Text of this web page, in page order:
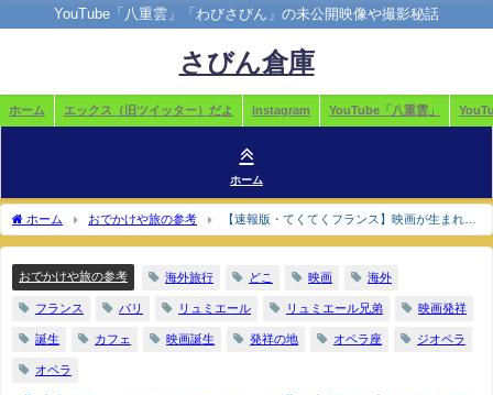
YouTube「八重雲」「わびさびん」の未公開映像や撮影秘話
さびん倉庫
ホーム エックス（旧ツイッター）だよ instagram YouTube「八重雲」
ホーム
ホーム おでかけや旅の参考
【速報版・てくてくフランス】映画が生まれた
場所がパリに
おでかけや旅の参考 海外旅行 どこ 映画 海外
フランス パリ リュミエール リュミエール兄弟 映画発祥
誕生 カフェ 映画誕生 発祥の地 オペラ座 ジオペラ
オペラ